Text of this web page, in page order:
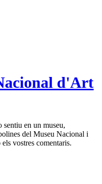
d'Art
sentiu en un museu,
del Museu Nacional i
vostres comentaris.